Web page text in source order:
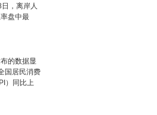
，离岸人
盘中最
的数据显
国居民消费
）同比上